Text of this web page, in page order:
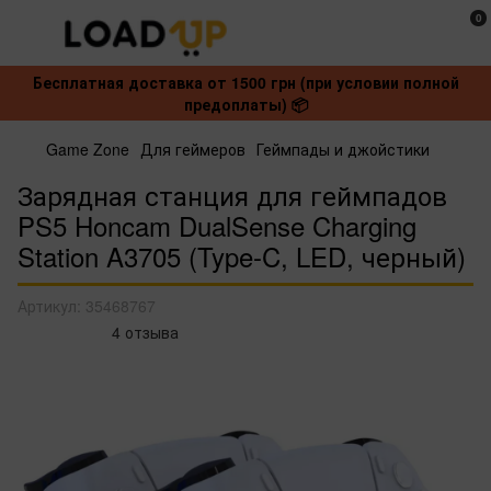
0
Бесплатная доставка от 1500 грн (при условии полной
предоплаты) 📦
Game Zone Для геймеров Геймпады и джойстики
Зарядная станция для геймпадов
PS5 Honcam DualSense Charging
Station A3705 (Type-C, LED, черный)
Артикул: 35468767
4 отзыва